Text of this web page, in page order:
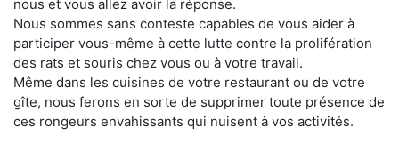
nous et vous allez avoir la réponse.
Nous sommes sans conteste capables de vous aider à
participer vous-même à cette lutte contre la prolifération
des rats et souris chez vous ou à votre travail.
Même dans les cuisines de votre restaurant ou de votre
gîte, nous ferons en sorte de supprimer toute présence de
ces rongeurs envahissants qui nuisent à vos activités.